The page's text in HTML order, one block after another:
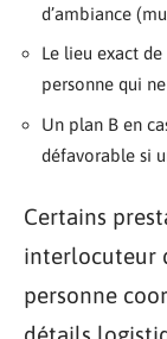
d’ambiance
Le lieu exact
personne qui
Un plan B en
défavorable si
Certains
interlocuteur
personne